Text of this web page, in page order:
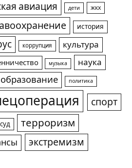
авиация дети жкх
история
коррупция
культура
музыка
наука
образование политика
спорт
суд терроризм
экстремизм